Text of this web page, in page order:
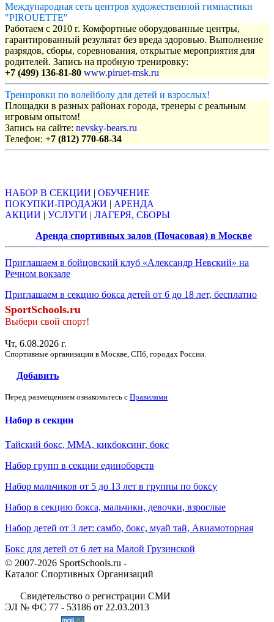
Международная сеть центров художественной гимнастики
"PIROUETTE"
Работаем с 2010 г. Комфортные оборудованные центры,
гарантированный результат без вреда здоровью. Выполнение
разрядов, сборы, соревнования, открытые мероприятия для
родителей. Запись на пробную тренировку:
+7 (499) 136-81-80 www.piruet-msk.ru
Тренировки по волейболу для детей и взрослых!
Площадки в разных районах города, тренеры с реальным
игровым опытом!
Запись на сайте: nevsky-bears.ru
Телефон: +7 (812) 770-68-34
НАБОР В СЕКЦИИ | ОБУЧЕНИЕ
ПОКУПКИ-ПРОДАЖИ | АРЕНДА
АКЦИИ | УСЛУГИ | ЛАГЕРЯ, СБОРЫ
Аренда спортивных залов (Почасовая) в Москве
Приглашаем в бойцовский клуб «Александр Невский» на
Речном вокзале
Приглашаем в секцию бокса детей от 6 до 18 лет, бесплатно
SportSchools.ru
Выбери свой спорт!
Чт, 6.08.2026 г.
Спортивные организации в Москве, СПб, городах России.
Добавить
Перед размещением ознакомьтесь с Правилами
Набор в секции
Тайский бокс, ММА, кикбоксинг, бокс
Набор групп в секции единоборств
Набор мальчиков от 5 до 13 лет в группы по боксу
Набор в секцию бокса, мальчики, девочки, взрослые
Набор детей от 3 лет: самбо, бокс, муай тай, Авиамоторная
Бокс для детей от 6 лет на Малой Грузинской
© 2007-2026 SportSchools.ru -
Каталог Спортивных Организаций
Свидетельство о регистрации СМИ
ЭЛ № ФС 77 - 53186 от 22.03.2013